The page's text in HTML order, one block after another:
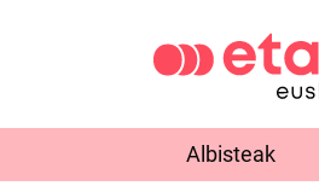
Albisteak